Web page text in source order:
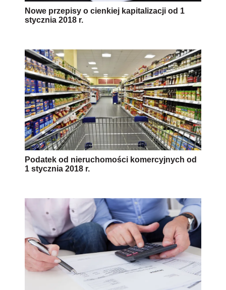
Nowe przepisy o cienkiej kapitalizacji od 1
stycznia 2018 r.
Podatek od nieruchomości komercyjnych od
1 stycznia 2018 r.